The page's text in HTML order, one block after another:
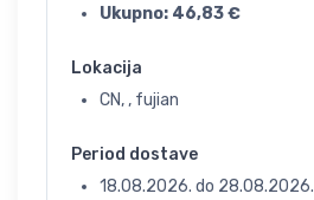
Ukupno: 46,83€
Lokacija
CN, , fujian
Period dostave
18.08.2026. do 28.08.2026.